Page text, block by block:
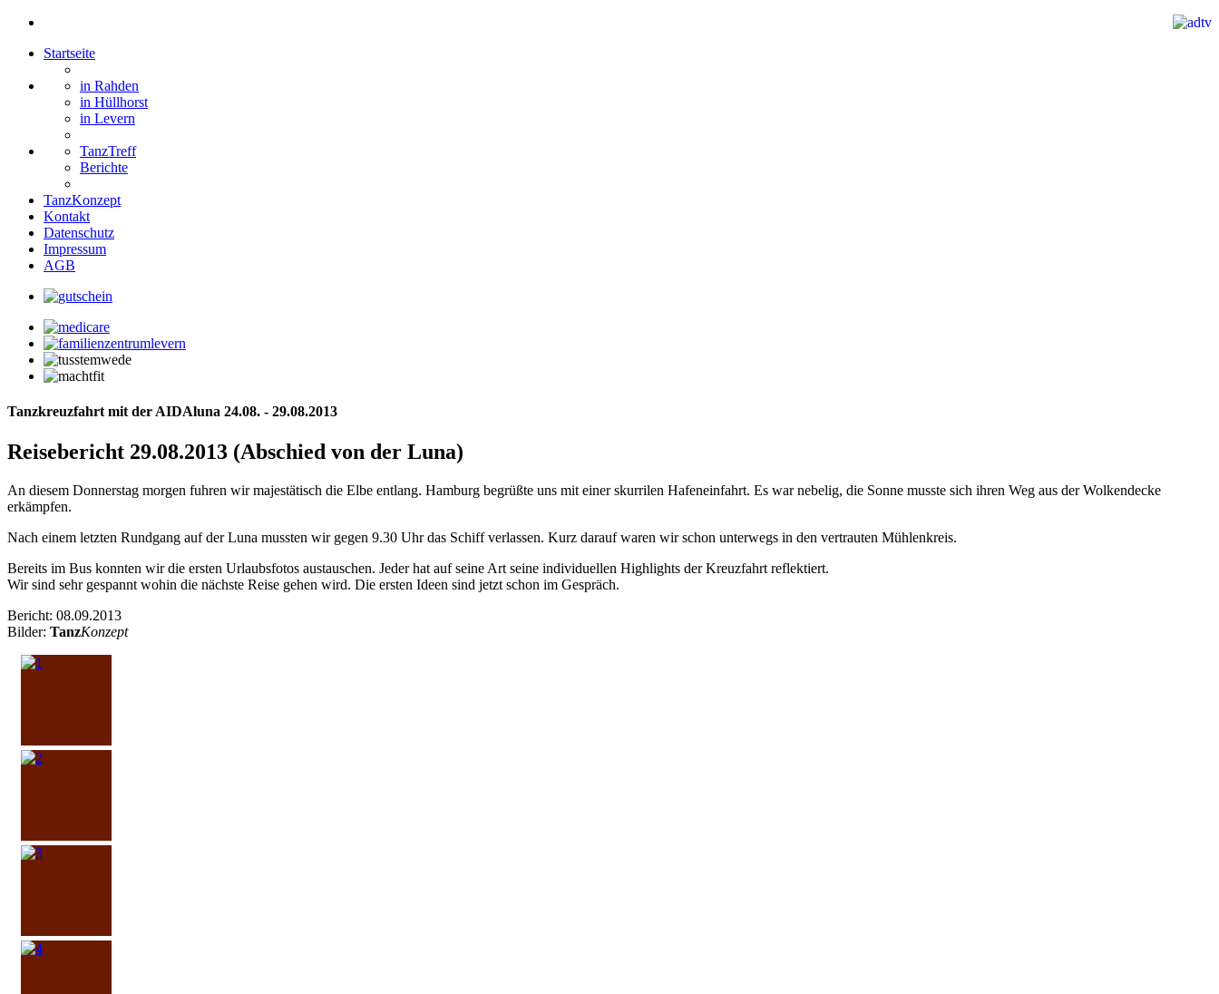
Startseite
in Rahden
in Hüllhorst
in Levern
TanzTreff
Berichte
TanzKonzept
Kontakt
Datenschutz
Impressum
AGB
Tanzkreuzfahrt mit der AIDAluna 24.08. - 29.08.2013
Reisebericht 29.08.2013 (Abschied von der Luna)
An diesem Donnerstag morgen fuhren wir majestätisch die Elbe entlang. Hamburg begrüßte uns mit einer skurrilen Hafeneinfahrt. Es war nebelig, die Sonne musste sich ihren Weg aus der Wolkendecke
erkämpfen.
Nach einem letzten Rundgang auf der Luna mussten wir gegen 9.30 Uhr das Schiff verlassen. Kurz darauf waren wir schon unterwegs in den vertrauten Mühlenkreis.
Bereits im Bus konnten wir die ersten Urlaubsfotos austauschen. Jeder hat auf seine Art seine individuellen Highlights der Kreuzfahrt reflektiert.
Wir sind sehr gespannt wohin die nächste Reise gehen wird. Die ersten Ideen sind jetzt schon im Gespräch.
Bericht: 08.09.2013
Bilder: TanzKonzept